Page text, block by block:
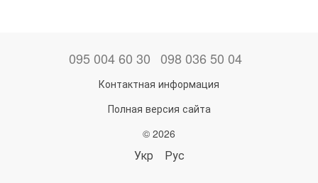
095 004 60 30 098 036 50 04
Контактная информация
Полная версия сайта
© 2026
Укр Рус